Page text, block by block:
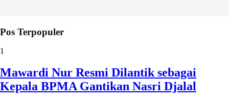
Pos Terpopuler
1
Mawardi Nur Resmi Dilantik sebagai
Kepala BPMA Gantikan Nasri Djalal